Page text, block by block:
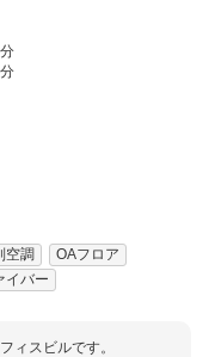
空調
OAフロア
イバー
ィスビルです。